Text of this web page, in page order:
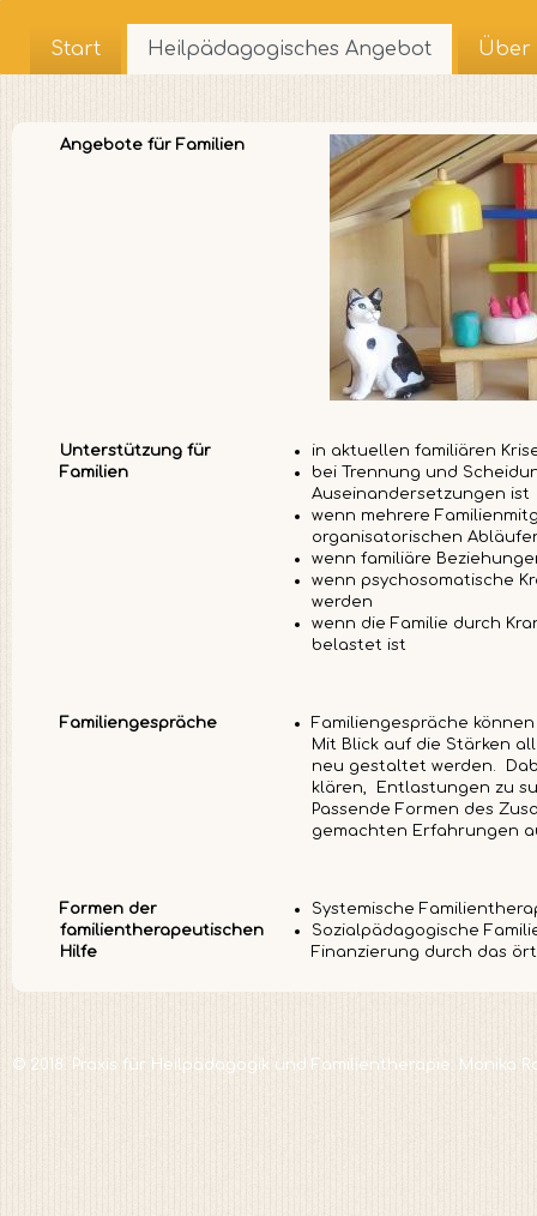
Start Heilpädagogisches Angebot Über
Angebote für Familien
Unterstützung für
Familien
in aktuellen familiären
bei Trennung und
Auseinandersetzungen ist
wenn mehrere
organisatorischen
wenn familiäre
wenn psychosomatische
werden
wenn die Familie durch
belastet ist
Familiengespräche
Familiengespräche
Mit Blick auf die Stärken
neu gestaltet werden.
klären, Entlastungen zu
Passende Formen des
gemachten Erfahrungen
Formen der
familientherapeutischen
Hilfe
Systemische
Sozialpädagogische
Finanzierung durch das
© 2018. Praxis für Heilpädagogik und Familientherapie. Monika